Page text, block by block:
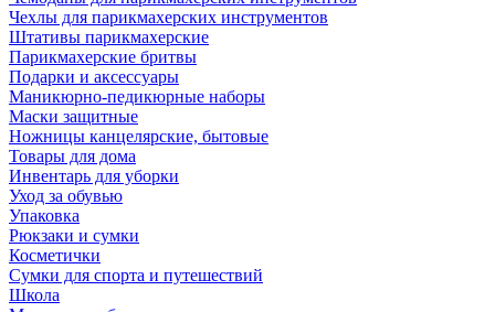
Чехлы для парикмахерских инструментов
Штативы парикмахерские
Парикмахерские бритвы
Подарки и аксессуары
Маникюрно-педикюрные наборы
Маски защитные
Ножницы канцелярские, бытовые
Товары для дома
Инвентарь для уборки
Уход за обувью
Упаковка
Рюкзаки и сумки
Косметички
Сумки для спорта и путешествий
Школа